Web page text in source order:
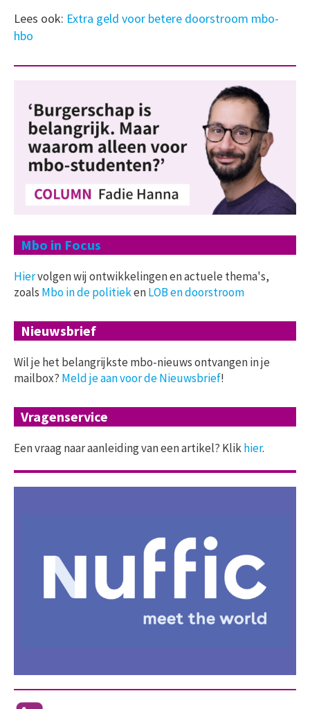
Lees ook: Extra geld voor betere doorstroom mbo-
hbo
Mbo in Focus
Hiervolgen wij ontwikkelingen en actuele thema's,
zoals Mbo in de politiekenLOB en doorstroom
Nieuwsbrief
Wil je het belangrijkste mbo-nieuws ontvangen in je
mailbox? Meld je aan voor de Nieuwsbrief!
Vragenservice
Een vraag naar aanleiding van een artikel? Klikhier.